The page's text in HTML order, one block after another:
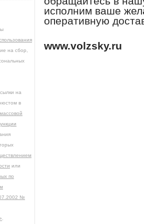
исполним ваше
оперативную
www.volzsky.ru
на сбор,
на
в
или
по
№